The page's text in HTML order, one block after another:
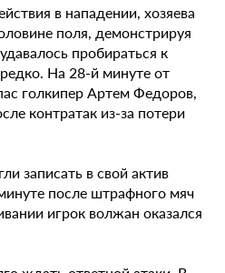
в нападении, хозяева
поля, демонстрируя
пробираться к
На 28-й минуте от
голкипер Артем Федоров,
контратак из-за потери
записать в свой актив
после штрафного мяч
игрок волжан оказался